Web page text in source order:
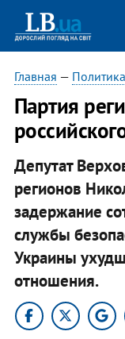
Главная — Политика
Партия
Депутат
регионов
задержание
службы
Украины
отношения.